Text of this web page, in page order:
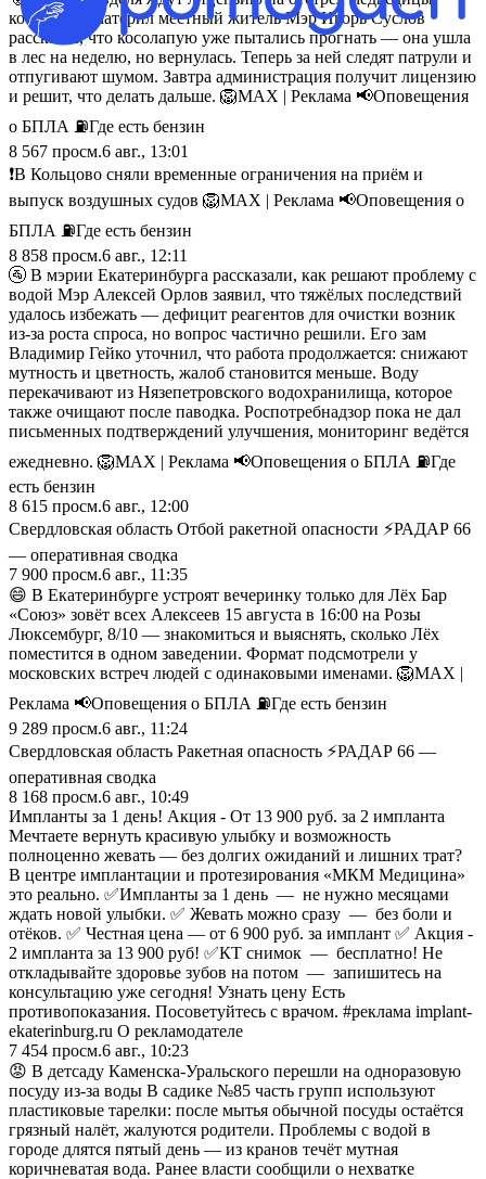
которую обматерил местный житель Мэр Игорь Суслов
рассказал, что косолапую уже пытались прогнать — она ушла
в лес на неделю, но вернулась. Теперь за ней следят патрули и
отпугивают шумом. Завтра администрация получит лицензию
и решит, что делать дальше. 🦁MAX | Реклама 📢Оповещения
о БПЛА ⛽️Где есть бензин
8 567 просм.6 авг., 13:01
❗️В Кольцово сняли временные ограничения на приём и
выпуск воздушных судов 🦁MAX | Реклама 📢Оповещения о
БПЛА ⛽️Где есть бензин
8 858 просм.6 авг., 12:11
🚰 В мэрии Екатеринбурга рассказали, как решают проблему с
водой Мэр Алексей Орлов заявил, что тяжёлых последствий
удалось избежать — дефицит реагентов для очистки возник
из‑за роста спроса, но вопрос частично решили. Его зам
Владимир Гейко уточнил, что работа продолжается: снижают
мутность и цветность, жалоб становится меньше. Воду
перекачивают из Нязепетровского водохранилища, которое
также очищают после паводка. Роспотребнадзор пока не дал
письменных подтверждений улучшения, мониторинг ведётся
ежедневно. 🦁MAX | Реклама 📢Оповещения о БПЛА ⛽️Где
есть бензин
8 615 просм.6 авг., 12:00
Свердловская область Отбой ракетной опасности ⚡️РАДАР 66
— оперативная сводка
7 900 просм.6 авг., 11:35
😄 В Екатеринбурге устроят вечеринку только для Лёх Бар
«Союз» зовёт всех Алексеев 15 августа в 16:00 на Розы
Люксембург, 8/10 — знакомиться и выяснять, сколько Лёх
поместится в одном заведении. Формат подсмотрели у
московских встреч людей с одинаковыми именами. 🦁MAX |
Реклама 📢Оповещения о БПЛА ⛽️Где есть бензин
9 289 просм.6 авг., 11:24
Свердловская область Ракетная опасность ⚡️РАДАР 66 —
оперативная сводка
8 168 просм.6 авг., 10:49
Импланты за 1 день! Акция - От 13 900 руб. за 2 импланта
Мечтаете вернуть красивую улыбку и возможность
полноценно жевать — без долгих ожиданий и лишних трат?
В центре имплантации и протезирования «МКМ Медицина»
это реально. ✅Импланты за 1 день — не нужно месяцами
ждать новой улыбки. ✅ Жевать можно сразу — без боли и
отёков. ✅ Честная цена — от 6 900 руб. за имплант ✅ Акция -
2 импланта за 13 900 руб! ✅КТ снимок — бесплатно! Не
откладывайте здоровье зубов на потом — запишитесь на
консультацию уже сегодня! Узнать цену Есть
противопоказания. Посоветуйтесь с врачом. #реклама implant-
ekaterinburg.ru О рекламодателе
7 454 просм.6 авг., 10:23
😡 В детсаду Каменска‑Уральского перешли на одноразовую
посуду из‑за воды В садике №85 часть групп используют
пластиковые тарелки: после мытья обычной посуды остаётся
грязный налёт, жалуются родители. Проблемы с водой в
городе длятся пятый день — из кранов течёт мутная
коричневатая вода. Ранее власти сообщили о нехватке